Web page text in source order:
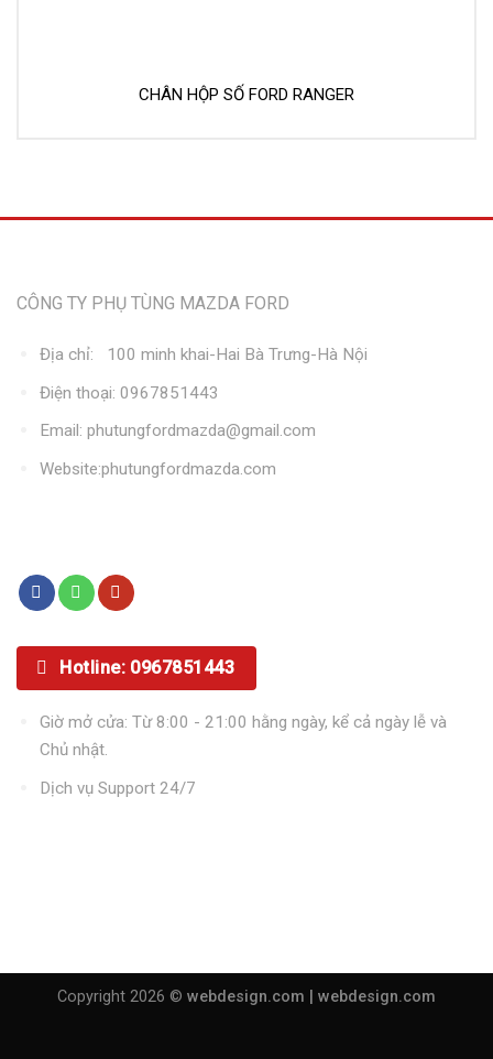
CHÂN HỘP SỐ FORD RANGER
CÔNG TY PHỤ TÙNG MAZDA FORD
Địa chỉ: 100 minh khai-Hai Bà Trưng-Hà Nội
Điện thoại: 0967851443
Email: phutungfordmazda@gmail.com
Website:phutungfordmazda.com
Hotline: 0967851443
Giờ mở cửa: Từ 8:00 - 21:00 hằng ngày, kể cả ngày lễ và
Chủ nhật.
Dịch vụ Support 24/7
Copyright 2026 © webdesign.com | webdesign.com